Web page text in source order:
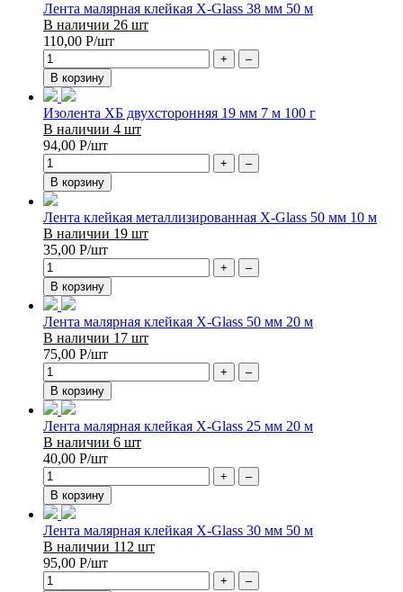
Лента малярная клейкая X-Glass 38 мм 50 м
В наличии 26 шт
110,00 Р/шт
+
–
В корзину
Изолента ХБ двухсторонняя 19 мм 7 м 100 г
В наличии 4 шт
94,00 Р/шт
+
–
В корзину
Лента клейкая металлизированная X-Glass 50 мм 10 м
В наличии 19 шт
35,00 Р/шт
+
–
В корзину
Лента малярная клейкая X-Glass 50 мм 20 м
В наличии 17 шт
75,00 Р/шт
+
–
В корзину
Лента малярная клейкая X-Glass 25 мм 20 м
В наличии 6 шт
40,00 Р/шт
+
–
В корзину
Лента малярная клейкая X-Glass 30 мм 50 м
В наличии 112 шт
95,00 Р/шт
+
–